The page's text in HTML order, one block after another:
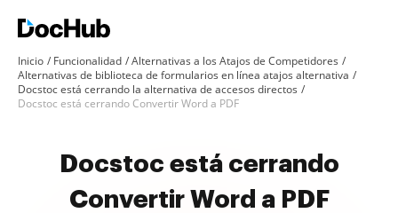
Inicio Funcionalidad
Alternativas a los Atajos de Competidores
Alternativas de biblioteca de formularios en línea atajos alternativa
Docstoc está cerrando la alternativa de accesos directos
Docstoc está cerrando Convertir Word a PDF
Docstoc está cerrando
Convertir Word a PDF